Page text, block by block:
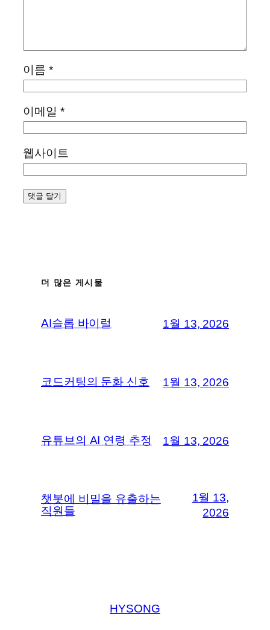
이름 *
이메일 *
웹사이트
더 많은 게시물
AI슬롭 바이럴 1월 13, 2026
코드커팅의 둔화 신호 1월 13, 2026
유튜브의 AI 연령 추정 1월 13, 2026
챗봇에 비밀을 유출하는
직원들
1월 13,
2026
HYSONG